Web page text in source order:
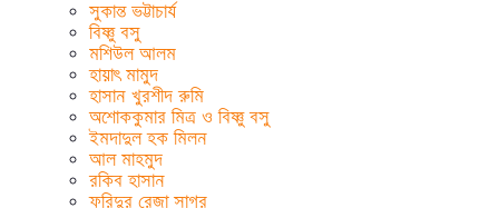
সুকান্ত ভট্টাচার্য
বিষ্ণু বসু
মশিউল আলম
হায়াৎ মামুদ
হাসান খুরশীদ রুমি
অশোককুমার মিত্র ও বিষ্ণু বসু
ইমদাদুল হক মিলন
আল মাহমুদ
রকিব হাসান
ফরিদুর রেজা সাগর